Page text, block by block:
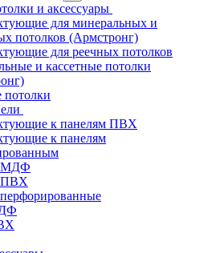
и аксессуары
для минеральных и
потолков (Армстронг)
для реечных потолков
и кассетные потолки
потолки
к панелям ПВХ
к панелям
МДФ
ПВХ